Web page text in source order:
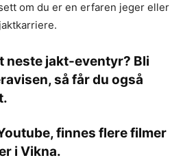
om du er en erfaren jeger eller
neste jakt-eventyr? Bli
så får du også
finnes flere filmer
i Vikna.